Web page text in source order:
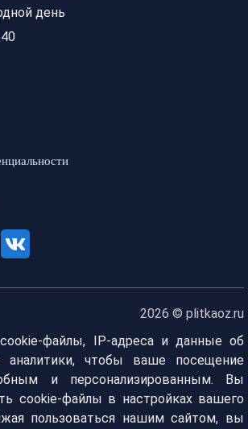
день
2026 © plitkaoz.ru
файлы, IP-адреса и данные об
аналитики, чтобы ваше посещение
и персонализированным. Вы
cookie-файлы в настройках вашего
пользоваться нашим сайтом, вы